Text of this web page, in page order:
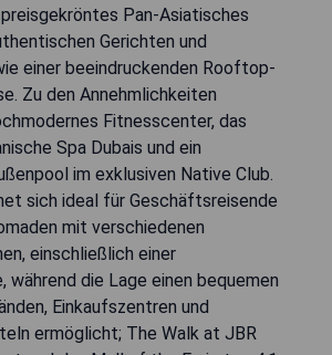
Pan-Asiatisches
Gerichten und
einer beeindruckenden Rooftop-
Zu den Annehmlichkeiten
Fitnesscenter, das
Spa Dubais und ein
im exklusiven Native Club.
sich ideal für Geschäftsreisende
mit verschiedenen
einschließlich einer
während die Lage einen bequemen
Einkaufszentren und
ermöglicht; The Walk at JBR